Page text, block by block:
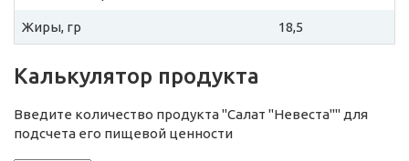
Жиры, гр 18,5
Калькулятор продукта
Введите количество продукта "Салат "Невеста"" для
подсчета его пищевой ценности